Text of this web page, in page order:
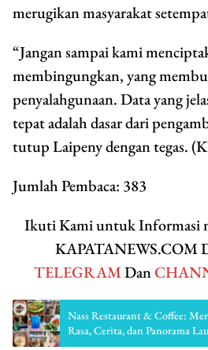
merugikan masyarakat
“Jangan sampai kami
membingungkan, yang
penyalahgunaan. Data yang
tepat adalah dasar dari
tutup Laipeny dengan tegas.
Jumlah Pembaca: 383
Ikuti Kami untuk Informasi
KAPATANEWS.COM
TELEGRAMDan
Nass Restaurant & Coffee:
Rasa, Cerita, dan Panorama